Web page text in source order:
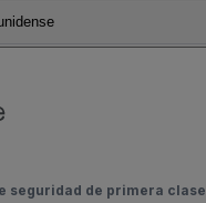
seguridad de primera clase